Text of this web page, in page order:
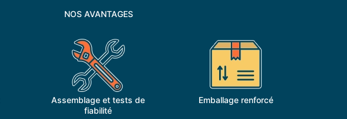
NOS AVANTAGES
Assemblage et tests de
fiabilité
Emballage renforcé